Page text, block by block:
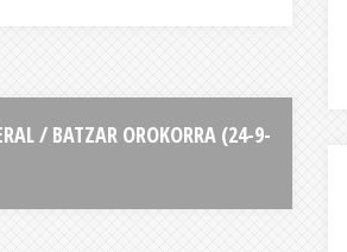
/ BATZAR OROKORRA (24-9-